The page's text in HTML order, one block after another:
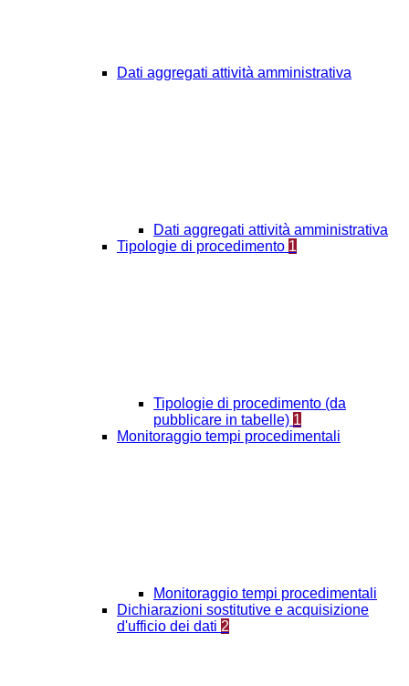
Dati aggregati attività amministrativa
Dati aggregati attività amministrativa
Tipologie di procedimento 1
Tipologie di procedimento (da
pubblicare in tabelle) 1
Monitoraggio tempi procedimentali
Monitoraggio tempi procedimentali
Dichiarazioni sostitutive e acquisizione
d'ufficio dei dati 2